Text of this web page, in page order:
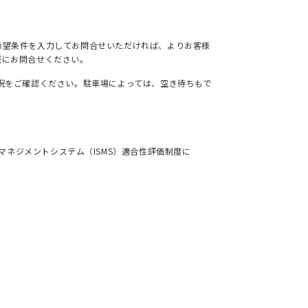
条件を入力してお問合せいただければ、よりお客様
お問合せください。
ご確認ください。駐車場によっては、空き待ちもで
ジメントシステム（ISMS）適合性評価制度に